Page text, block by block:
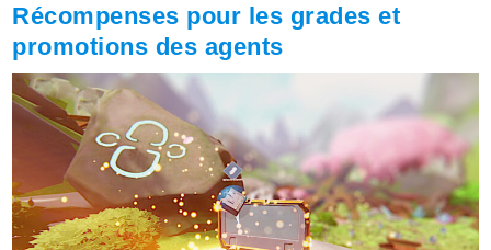
Récompenses pour les grades et
promotions des agents